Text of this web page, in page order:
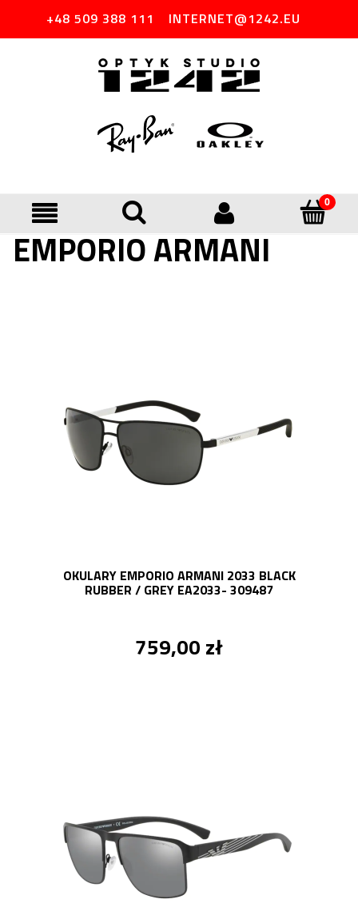
+48 509 388 111 INTERNET@1242.EU
EMPORIO ARMANI
OKULARY EMPORIO ARMANI 2033 BLACK
RUBBER / GREY EA2033- 309487
759,00 zł